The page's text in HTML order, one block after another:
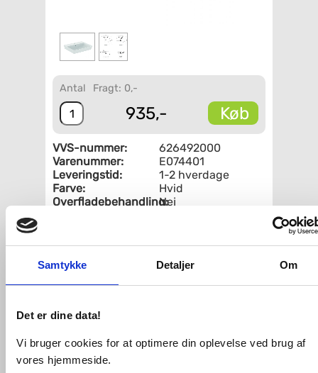
Samtykke Detaljer Om
Det er dine data!
Vi bruger cookies for at optimere din oplevelse ved brug af
vores hjemmeside.
Antal Fragt: 0,-
935,- Køb
VVS-nummer:
626492000
Varenummer:
E074401
Leveringstid:
1-2 hverdage
Farve:
Hvid
Overfladebehandling:Nej
Overløb:
Med overløb
Fri fragt fra 4.995,-
håndvask t/væg - 1 hanehul
Designet af Robin Levien. Denne